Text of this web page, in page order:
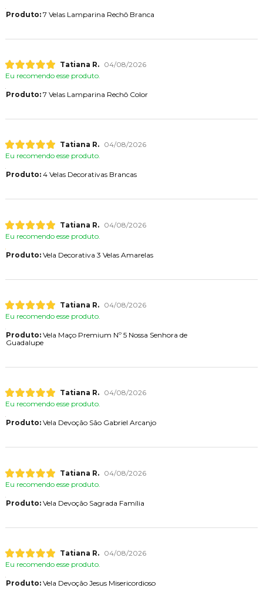
Produto:7 Velas Lamparina Rechô Branca
Tatiana R.
04/08/2026
Eu recomendo esse produto.
Produto:7 Velas Lamparina Rechô Color
Tatiana R.
04/08/2026
Eu recomendo esse produto.
Produto:4 Velas Decorativas Brancas
Tatiana R.
04/08/2026
Eu recomendo esse produto.
Produto:Vela Decorativa 3 Velas Amarelas
Tatiana R.
04/08/2026
Eu recomendo esse produto.
Produto:Vela Maço Premium Nº 5 Nossa Senhora de
Guadalupe
Tatiana R.
04/08/2026
Eu recomendo esse produto.
Produto:Vela Devoção São Gabriel Arcanjo
Tatiana R.
04/08/2026
Eu recomendo esse produto.
Produto:Vela Devoção Sagrada Família
Tatiana R.
04/08/2026
Eu recomendo esse produto.
Produto:Vela Devoção Jesus Misericordioso